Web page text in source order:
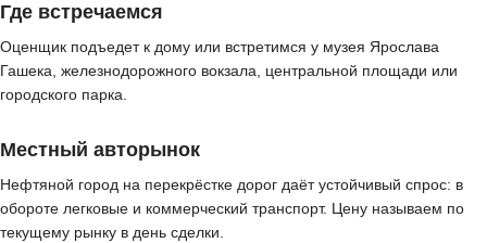
Где встречаемся
Оценщик подъедет к дому или встретимся у музея Ярослава
Гашека, железнодорожного вокзала, центральной площади или
городского парка.
Местный авторынок
Нефтяной город на перекрёстке дорог даёт устойчивый спрос: в
обороте легковые и коммерческий транспорт. Цену называем по
текущему рынку в день сделки.